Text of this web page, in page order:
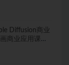
Diffusion商业
商业应用课